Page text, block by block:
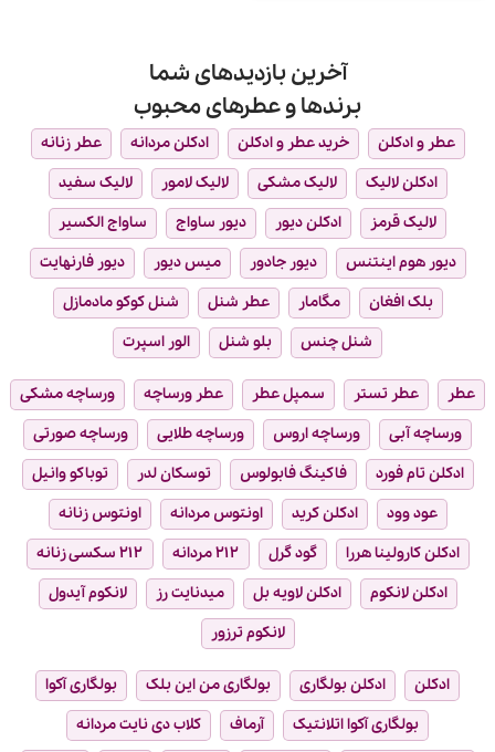
آخرین بازدیدهای شما
برندها و عطرهای محبوب
عطر و ادکلن خرید عطر و ادکلن ادکلن مردانه
عطر زنانه
ادکلن لالیک
لالیک مشکی لالیک لامور
لالیک سفید
لالیک قرمز
ادکلن دیور دیور ساواج
ساواج الکسیر
دیور هوم اینتنس
دیور جادور میس دیور
دیور فارنهایت
بلک افغان
مگامار عطر شنل
شنل کوکو مادمازل
شنل چنس
بلو شنل الور اسپرت
عطر عطر تستر سمپل عطر عطر ورساچه
ورساچه مشکی
ورساچه آبی
ورساچه اروس ورساچه طلایی
ورساچه صورتی
ادکلن تام فورد
فاکینگ فابولوس توسکان لدر
توباکو وانیل
عود وود
ادکلن کرید اونتوس مردانه
اونتوس زنانه
ادکلن کارولینا هررا
گود گرل ۲۱۲ مردانه
۲۱۲ سکسی زنانه
ادکلن لانکوم
ادکلن لاویه بل میدنایت رز
لانکوم آیدول
لانکوم ترزور
ادکلن ادکلن بولگاری بولگاری من این بلک
بولگاری آکوا
بولگاری آکوا اتلانتیک
آرماف
کلاب دی نایت مردانه